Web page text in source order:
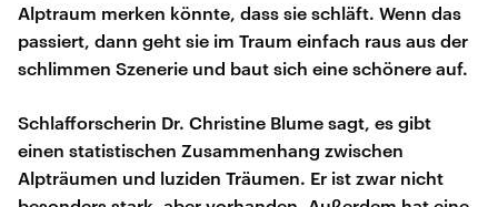
Alptraum merken könnte, dass sie schläft. Wenn das
passiert, dann geht sie im Traum einfach raus aus der
schlimmen Szenerie und baut sich eine schönere auf.
Schlafforscherin Dr. Christine Blume sagt, es gibt
einen statistischen Zusammenhang zwischen
Alpträumen und luziden Träumen. Er ist zwar nicht